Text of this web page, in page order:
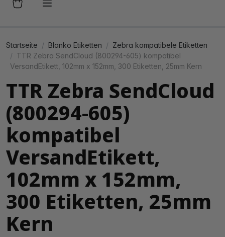
Startseite Blanko Etiketten
Zebra kompatibele Etiketten
TTR Zebra SendCloud (800294-605) kompatibel
VersandEtikett, 102mm x 152mm, 300 Etiketten, 25mm Kern
TTR Zebra SendCloud
(800294-605)
kompatibel
VersandEtikett,
102mm x 152mm,
300 Etiketten, 25mm
Kern